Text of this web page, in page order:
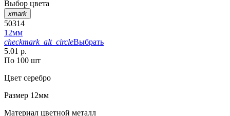
Выбор цвета
xmark
50314
12мм
checkmark_alt_circleВыбрать
5.01 р.
По 100 шт
Цвет серебро
Размер 12мм
Материал цветной металл